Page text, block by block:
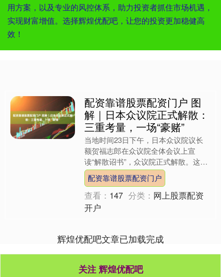
用方案，以及专业的风控体系，助力投资者抓住市场机遇，
实现财富增值。选择辉煌优配吧，让您的投资更加稳健高
效！
配资靠谱股票配资门户 图
解｜日本众议院正式解散：
三重考量，一场“豪赌”
当地时间23日下午，日本众议院议长
额贺福志郎在众议院全体会议上宣
读“解散诏书”，众议院正式解散。这场
政治“闪电战”，引发朝野广泛批评。日
本首相高市早苗为何选择此....
配资靠谱股票配资门户
查看： 147 分类： 网上股票配资
开户
辉煌优配吧文章已加载完成
关注 辉煌优配吧